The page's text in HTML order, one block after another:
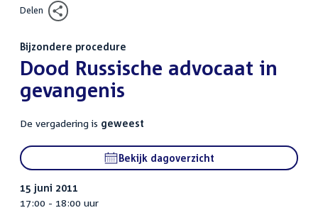
Delen
Bijzondere procedure
:Dood Russische advocaat in
gevangenis
De vergadering is geweest
Bekijk dagoverzicht
15 juni 2011
17:00 - 18:00 uur